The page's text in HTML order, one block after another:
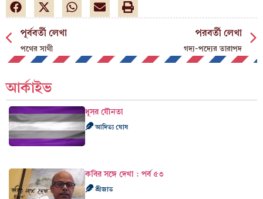
পূর্ববর্তী লেখা
পথের সাথী
পরবর্তী লেখা
গদ্য-পদ্যের তারাপদ
আর্কাইভ
ধূসর যৌনতা
আদিত্য ঘোষ
কবির সঙ্গে দেখা : পর্ব ৫৩
শ্রীজাত